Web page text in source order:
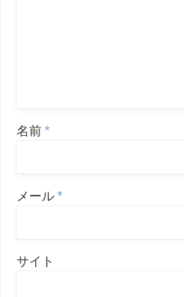
名前 *
メール *
サイト